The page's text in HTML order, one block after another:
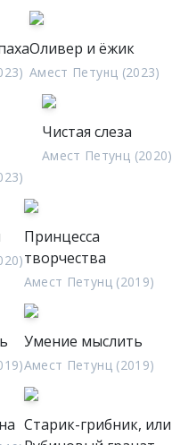
Оливер и ёжик
Амест Петунц (2023)
Чистая слеза
Амест Петунц (2020)
Принцесса
творчества
Амест Петунц (2019)
Умение мыслить
Амест Петунц (2019)
Старик-грибник, или